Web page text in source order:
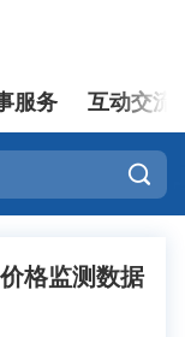
登录
服务 互动交流

格监测数据